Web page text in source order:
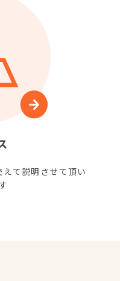
て説明させて頂い